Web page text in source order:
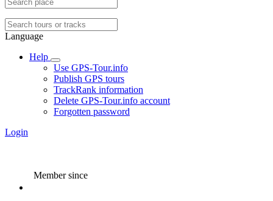
Language
Help
Use GPS-Tour.info
Publish GPS tours
TrackRank information
Delete GPS-Tour.info account
Forgotten password
Login
Member since